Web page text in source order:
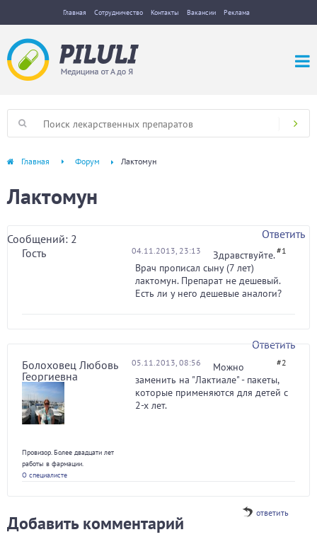
Главная Сотрудничество Контакты Вакансии Реклама
Главная Форум Лактомун
Лактомун
Сообщений: 2
Ответить
Гость
04.11.2013, 23:13 #1
Здравствуйте.
Врач прописал сыну (7 лет)
лактомун. Препарат не дешевый.
Есть ли у него дешевые аналоги?
Ответить
Болоховец Любовь
Георгиевна
Провизор. Более двадцати лет
работы в фармации.
О специалисте
05.11.2013, 08:56 #2
Можно
заменить на "Лактиале" - пакеты,
которые применяются для детей с
2-х лет.
ответить
Добавить комментарий